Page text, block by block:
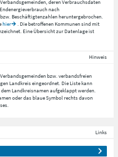
deren Verbrauchsdaten
nach
Beschäftigtenzahlen heruntergebrochen.
hier
. Die betroffenen Kommunen sind mit
Eine Übersicht zur Datenlage ist
Hinweis
bzw. verbandsfreien
Landkreis eingeordnet. Die Liste kann
Landkreisnamen aufgeklappt werden.
oder das blaue Symbol rechts davon
Links